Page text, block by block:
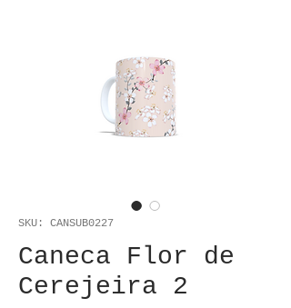
SKU: CANSUB0227
Caneca Flor de
Cerejeira 2